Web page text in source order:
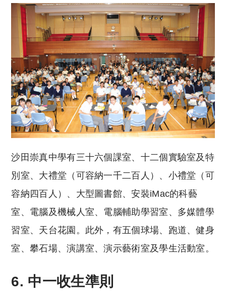
沙田崇真中學有三十六個課室、十二個實驗室及特
別室、大禮堂（可容納一千二百人）、小禮堂（可
容納四百人）、大型圖書館、安裝iMac的科藝
室、電腦及機械人室、電腦輔助學習室、多媒體學
習室、天台花園。此外，有五個球場、跑道、健身
室、攀石場、演講室、演示藝術室及學生活動室。
6. 中一收生準則